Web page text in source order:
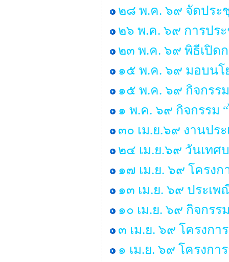
๒๘ พ.ค. ๖๙ จัดประ
๒๖ พ.ค. ๖๙ การปร
๒๓ พ.ค. ๖๙ พิธีเปิด
๑๕ พ.ค. ๖๙ มอบนโ
๑๕ พ.ค. ๖๙ กิจกรร
๑ พ.ค. ๖๙ กิจกรรม
๓๐ เม.ย.๖๙ งานปร
๒๔ เม.ย.๖๙ วันเท
๑๗ เม.ย. ๖๙ โครง
๑๓ เม.ย. ๖๙ ประเ
๑๐ เม.ย. ๖๙ กิจกร
๓ เม.ย. ๖๙ โครงก
๑ เม.ย. ๖๙ โครงก